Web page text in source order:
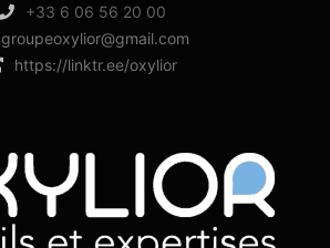
+33 6 06 56 20 00
groupeoxylior@gmail.com
https://linktr.ee/oxylior